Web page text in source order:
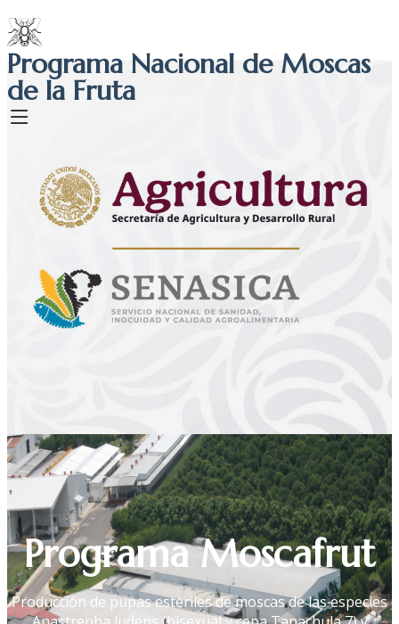
Programa Nacional de Moscas
de la Fruta
Programa Moscafrut
Producción de pupas estériles de moscas de las especies